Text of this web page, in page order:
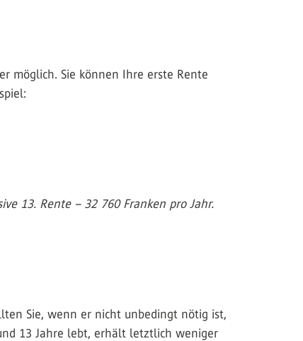
möglich. Sie können Ihre erste Rente
13. Rente – 32 760 Franken pro Jahr.
Sie, wenn er nicht unbedingt nötig ist,
13 Jahre lebt, erhält letztlich weniger